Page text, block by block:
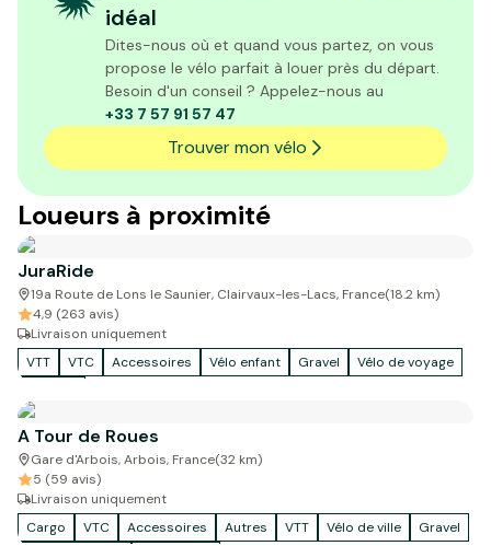
idéal
Dites-nous où et quand vous partez, on vous
propose le vélo parfait à louer près du départ.
Besoin d'un conseil ? Appelez-nous au
+33 7 57 91 57 47
Trouver mon vélo
Loueurs à proximité
JuraRide
19a Route de Lons le Saunier, Clairvaux-les-Lacs, France(18.2 km)
4,9 (263 avis)
Livraison uniquement
VTT
VTC Accessoires Vélo enfant Gravel
Vélo de voyage
A Tour de Roues
Gare d'Arbois, Arbois, France(32 km)
5 (59 avis)
Livraison uniquement
Cargo
VTC Accessoires Autres VTT Vélo de ville
Gravel